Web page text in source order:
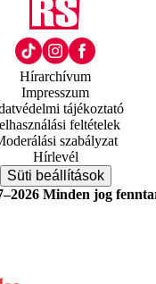
Hírarchívum
Impresszum
tájékoztató
feltételek
szabályzat
Hírlevél
Süti beállítások
Minden jog